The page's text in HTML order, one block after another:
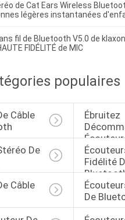
de Cat Ears Wireless
légères instantanées
fil de Bluetooth V5.0 de
FIDÉLITÉ de MIC
populaires
Câble
Ébruitez
De
Fidélité
Câble
De